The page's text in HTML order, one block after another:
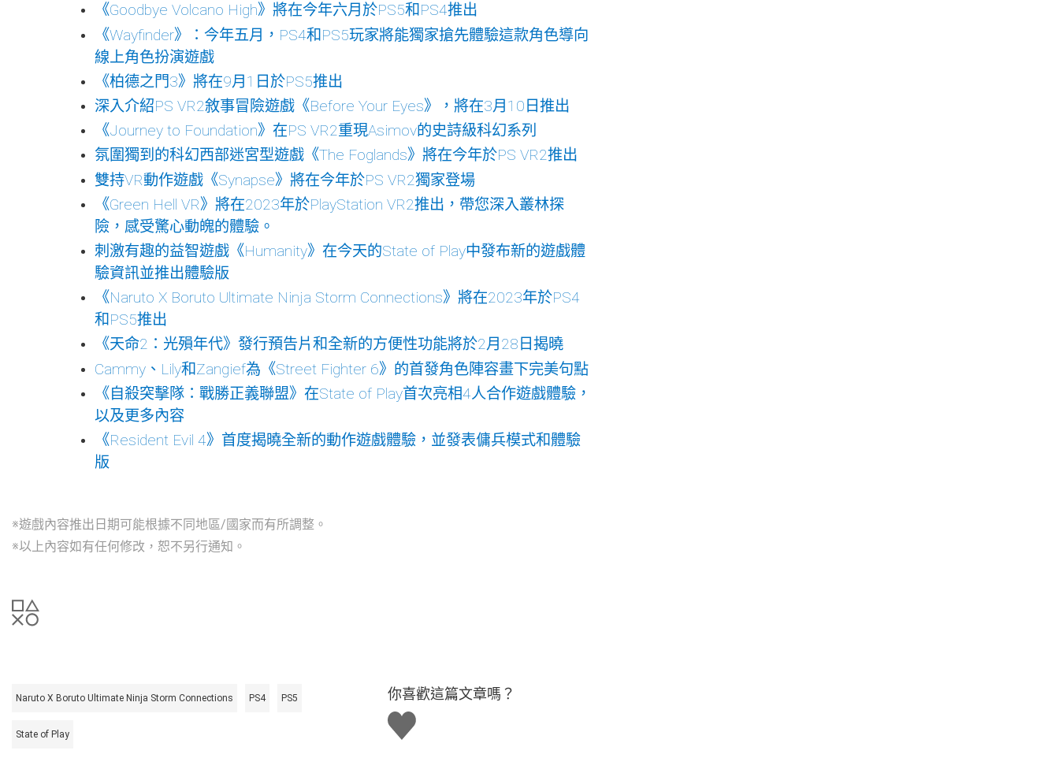
《Goodbye Volcano High》將在今年六月於PS5和PS4推出
《Wayfinder》：今年五月，PS4和PS5玩家將能獨家搶先體驗這款角色導向
線上角色扮演遊戲
《柏德之門3》將在9月1日於PS5推出
深入介紹PS VR2敘事冒險遊戲《Before Your Eyes》，將在3月10日推出
《Journey to Foundation》在PS VR2重現Asimov的史詩級科幻系列
氛圍獨到的科幻西部迷宮型遊戲《The Foglands》將在今年於PS VR2推出
雙持VR動作遊戲《Synapse》將在今年於PS VR2獨家登場
《Green Hell VR》將在2023年於PlayStation VR2推出，帶您深入叢林探
險，感受驚心動魄的體驗。
刺激有趣的益智遊戲《Humanity》在今天的State of Play中發布新的遊戲體
驗資訊並推出體驗版
《Naruto X Boruto Ultimate Ninja Storm Connections》將在2023年於PS4
和PS5推出
《天命2：光殞年代》發行預告片和全新的方便性功能將於2月28日揭曉
Cammy、Lily和Zangief為《Street Fighter 6》的首發角色陣容畫下完美句點
《自殺突擊隊：戰勝正義聯盟》在State of Play首次亮相4人合作遊戲體驗，
以及更多內容
《Resident Evil 4》首度揭曉全新的動作遊戲體驗，並發表傭兵模式和體驗
版
※遊戲內容推出日期可能根據不同地區/國家而有所調整。
※以上內容如有任何修改，恕不另行通知。
Naruto X Boruto Ultimate Ninja Storm Connections PS4 PS5
State of Play
你喜歡這篇文章嗎？
讚